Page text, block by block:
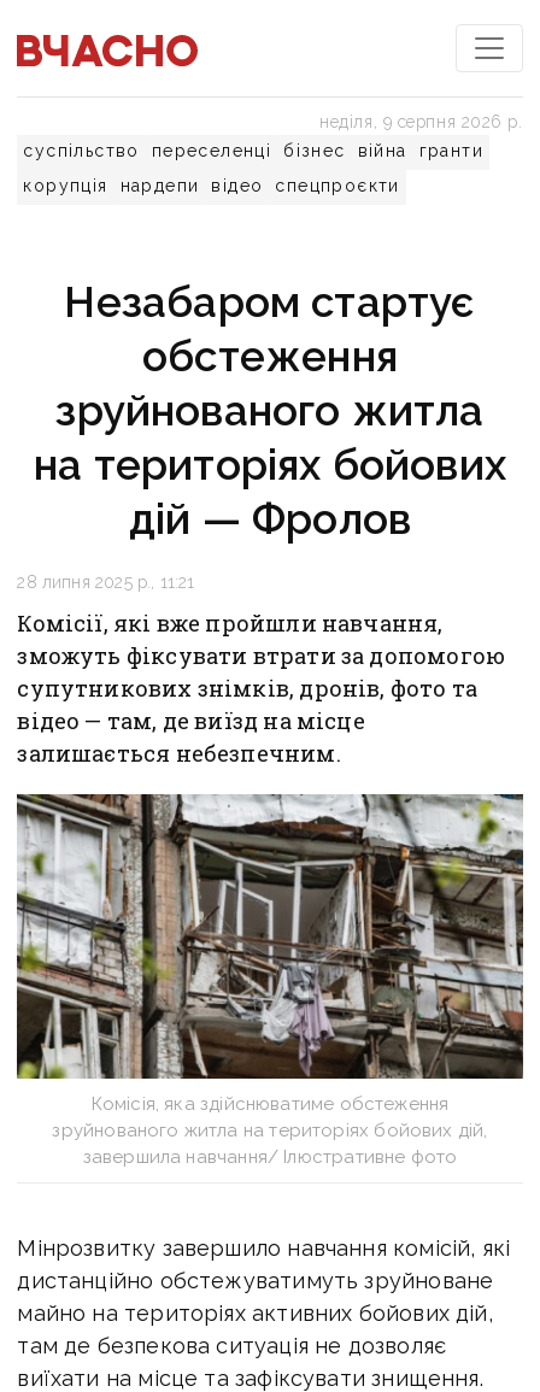
суспільство переселенці бізнес війна
гранти
корупція
нардепи відео спецпроєкти
неділя, 9 серпня 2026 р.
Незабаром стартує
обстеження
зруйнованого житла
на територіях бойових
дій — Фролов
28 липня 2025 р., 11:21
Комісії, які вже пройшли навчання,
зможуть фіксувати втрати за допомогою
супутникових знімків, дронів, фото та
відео — там, де виїзд на місце
залишається небезпечним.
Комісія, яка здійснюватиме обстеження
зруйнованого житла на територіях бойових дій,
завершила навчання/ Ілюстративне фото
Мінрозвитку завершило навчання комісій, які
дистанційно обстежуватимуть зруйноване
майно на територіях активних бойових дій,
там де безпекова ситуація не дозволяє
виїхати на місце та зафіксувати знищення.